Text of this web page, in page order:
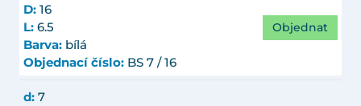
D: 16
L: 6.5
Barva: bílá
Objednací číslo: BS 7 / 16
Objednat
d: 7